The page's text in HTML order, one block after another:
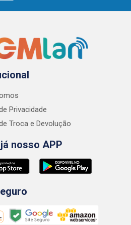
Privacidade
Troca e Devolução
nosso APP